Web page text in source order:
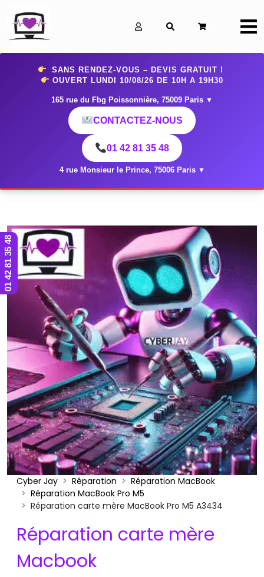
SANS RENDEZ-VOUS – DEVIS GRATUIT !
OUVERT LUNDI 10/08/26 DE 10H A 19H30
165 rue du Fbg Poissonnière, 75009 Paris ▼
CONTACTEZ-NOUS
01 42 81 35 48
4 rue Monsieur le Prince, 75006 Paris ▼
Cyber Jay Réparation
Réparation MacBook
Réparation MacBook Pro M5
Réparation carte mère MacBook Pro M5 A3434
Réparation carte mère
Macbook
01 42 81 35 48